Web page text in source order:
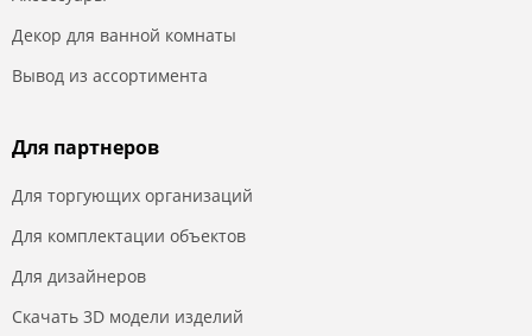
Декор для ванной комнаты
Вывод из ассортимента
Для партнеров
Для торгующих организаций
Для комплектации объектов
Для дизайнеров
Скачать 3D модели изделий